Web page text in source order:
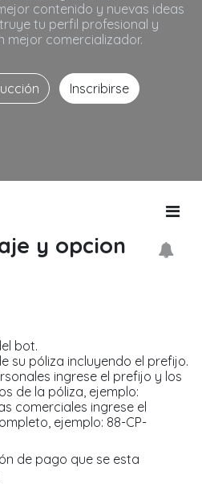
contenido y nuevas ideas
tu perfil profesional y
mejor comercializador.
Inscribirse
y opcion
bot.
su póliza incluyendo el prefijo.
ingrese el prefijo y los
de la póliza, ejemplo:
comerciales ingrese el
ejemplo: 88-CP-
de pago que se esta